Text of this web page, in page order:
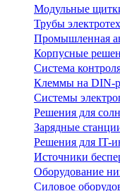
Модульные
Трубы
Промышленная
Корпусные
Система
Клеммы на DIN-
Системы
Решения для
Зарядные
Решения для IT-
Источники
Оборудование
Силовое